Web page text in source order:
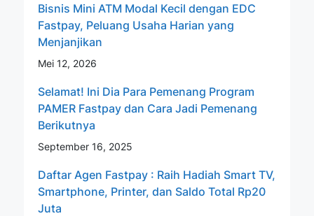
Bisnis Mini ATM Modal Kecil dengan EDC
Fastpay, Peluang Usaha Harian yang
Menjanjikan
Mei 12, 2026
Selamat! Ini Dia Para Pemenang Program
PAMER Fastpay dan Cara Jadi Pemenang
Berikutnya
September 16, 2025
Daftar Agen Fastpay : Raih Hadiah Smart TV,
Smartphone, Printer, dan Saldo Total Rp20
Juta